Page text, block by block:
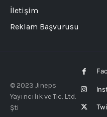
İletişim
Reklam Başvurusu
© 2023 Jineps
Yayıncılık ve Tic. Ltd.
Şti